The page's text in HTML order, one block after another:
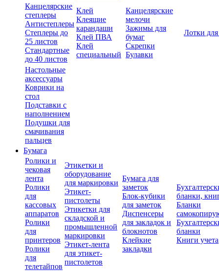
Канцелярские
степлеры
Антистеплеры
Степлеры до
25 листов
Стандартные
до 40 листов
Клей
Клеящие
карандаши
Клей ПВА
Клей
специальный
Канцелярские
мелочи
Зажимы для
бумаг
Скрепки
Булавки
Лотки
Настольные
аксессуары
Коврики на
стол
Подставки с
наполнением
Подушки для
смачивания
пальцев
Бумага
Ролики и
чековая
лента
Ролики
для
кассовых
аппаратов
Ролики
для
принтеров
Ролики
для
телетайпов
Этикетки и
оборудование
для маркировки
Этикет-
пистолеты
Этикетки для
складской и
промышленной
маркировки
Этикет-лента
для этикет-
пистолетов
Бумага для
заметок
Блок-кубики
для заметок
Диспенсеры
для закладок и
блокнотов
Клейкие
закладки
бланки,
Бланки
бланки
Книги учета